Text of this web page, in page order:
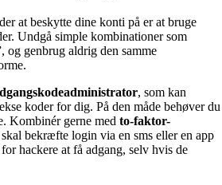
at beskytte dine konti på er at bruge
Undgå simple kombinationer som
og genbrug aldrig den samme
, som kan
koder for dig. På den måde behøver du
Kombinér gerne med to-faktor-
skal bekræfte login via en sms eller en app
hackere at få adgang, selv hvis de